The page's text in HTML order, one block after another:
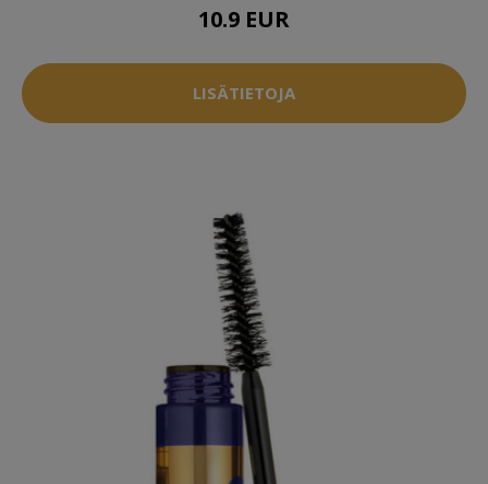
10.9 EUR
LISÄTIETOJA